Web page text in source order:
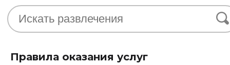
Правила оказания услуг